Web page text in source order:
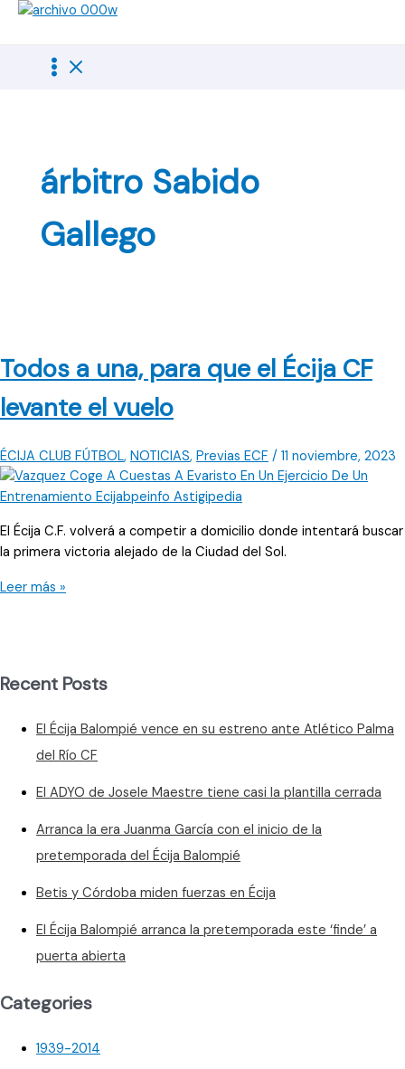
árbitro Sabido
Gallego
Todos a una, para que el Écija CF
levante el vuelo
ÉCIJA CLUB FÚTBOL, NOTICIAS, Previas ECF / 11 noviembre, 2023
El Écija C.F. volverá a competir a domicilio donde intentará buscar
la primera victoria alejado de la Ciudad del Sol.
Todos
el
levante
vuelo
Leer más »
Recent Posts
El Écija Balompié vence en su estreno ante Atlético Palma
del Río CF
El ADYO de Josele Maestre tiene casi la plantilla cerrada
Arranca la era Juanma García con el inicio de la
pretemporada del Écija Balompié
Betis y Córdoba miden fuerzas en Écija
El Écija Balompié arranca la pretemporada este ‘finde’ a
puerta abierta
Categories
1939-2014